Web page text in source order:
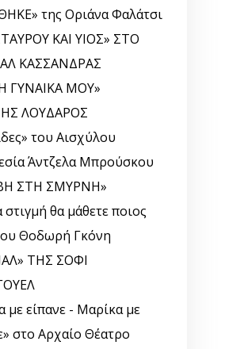
της Οριάνα Φαλάτσι
ΚΑΙ ΥΙΟΣ» ΣΤΟ
ΚΑΣΣΑΝΔΡΑΣ
ΓΥΝΑΙΚΑ ΜΟΥ»
ΛΟΥΔΑΡΟΣ
του Αισχύλου
Άντζελα Μπρούσκου
ΣΤΗ ΣΜΥΡΝΗ»
στιγμή θα μάθετε ποιος
Θοδωρή Γκόνη
ΤΗΣ ΣΟΦΙ
με είπανε - Μαρίκα με
στο Αρχαίο Θέατρο